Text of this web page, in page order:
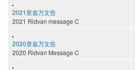
2021里兹万文告
2021 Ridvan message C
2020里兹万文告
2020 Ridvan Message C